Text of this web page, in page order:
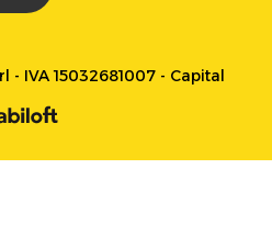
- IVA 15032681007 - Capital